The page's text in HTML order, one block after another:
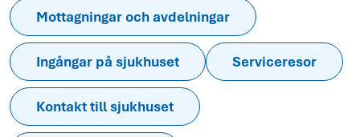
Mottagningar och avdelningar
Ingångar på sjukhuset Serviceresor
Kontakt till sjukhuset